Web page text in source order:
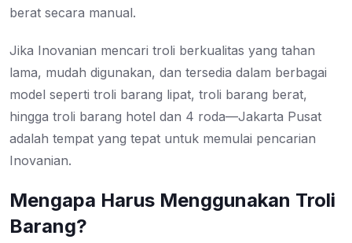
berat secara manual.
Jika Inovanian mencari troli berkualitas yang tahan
lama, mudah digunakan, dan tersedia dalam berbagai
model seperti troli barang lipat, troli barang berat,
hingga troli barang hotel dan 4 roda—Jakarta Pusat
adalah tempat yang tepat untuk memulai pencarian
Inovanian.
Mengapa Harus Menggunakan Troli
Barang?